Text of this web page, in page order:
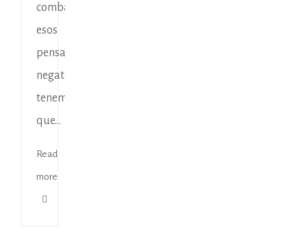
combatir
esos
pensamientos
negativos,
tenemos
que...
Read
more